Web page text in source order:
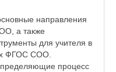
направления
а также
для учителя в
ФГОС СОО.
процесс